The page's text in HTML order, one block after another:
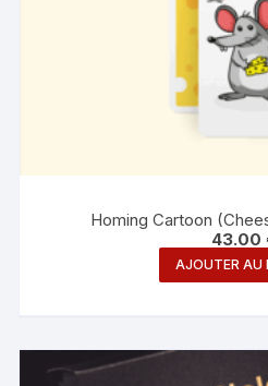
Homing Cartoon
43.00
AJOUTER AU